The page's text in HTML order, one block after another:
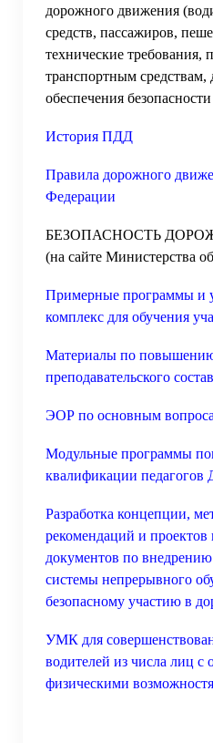
дорожного движения
средств, пассажиров,
технические требования,
транспортным средствам,
обеспечения
История ПДД
Правила дорожного
Федерации
БЕЗОПАСНОСТЬ
(на сайте Министерства
Примерные программы и
комплекс для обучения
Материалы по
преподавательского
ЭОР по основным
Модульные программы
квалификации
Разработка концепции,
рекомендаций и
документов по
системы непрерывного
безопасному участию в
УМК для
водителей из числа лиц с
физическими